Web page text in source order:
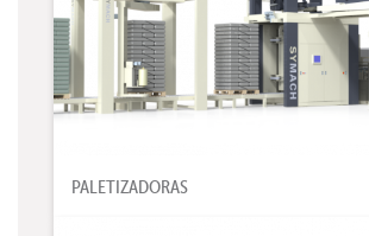
PALETIZADORAS